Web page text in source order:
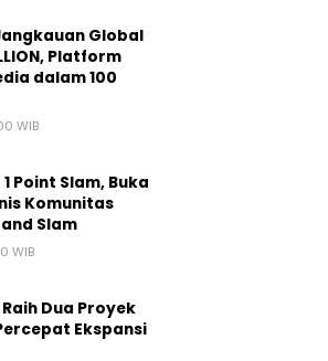
Global
Platform
dalam 100
WIB
Point Slam, Buka
Komunitas
Slam
WIB
Raih Dua Proyek
Ekspansi